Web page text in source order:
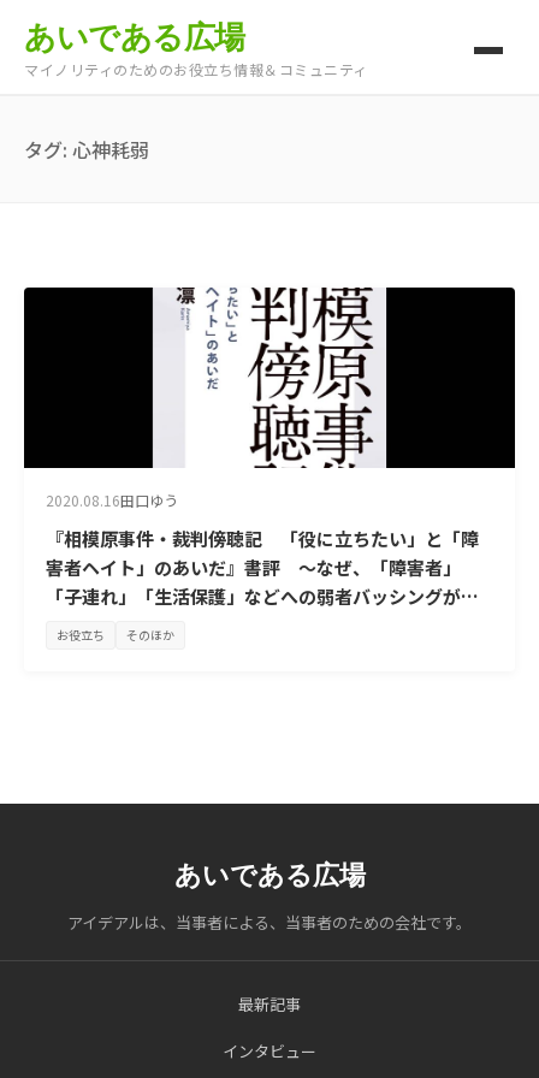
あいである広場
マイノリティのためのお役立ち情報＆コミュニティ
タグ: 心神耗弱
2020.08.16田口ゆう
『相模原事件・裁判傍聴記 「役に立ちたい」と「障
害者ヘイト」のあいだ』書評 ～なぜ、「障害者」
「子連れ」「生活保護」などへの弱者バッシングが起
きるのか～
お役立ち そのほか
あいである広場
アイデアルは、当事者による、当事者のための会社です。
最新記事
インタビュー